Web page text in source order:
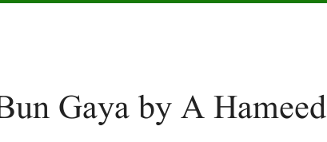
Gaya by A Hameed